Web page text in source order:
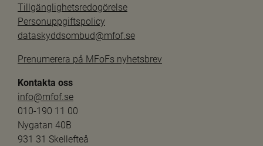
Tillgänglighetsredogörelse
Personuppgiftspolicy
dataskyddsombud@mfof.se
Prenumerera på MFoFs nyhetsbrev
Kontakta oss
info@mfof.se
010-190 11 00
Nygatan 40B
931 31 Skellefteå